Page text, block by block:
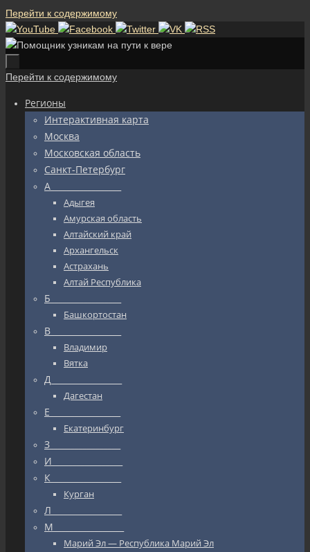
Перейти к содержимому
Перейти к содержимому
Регионы
Интерактивная карта
Москва
Московская область
Санкт-Петербург
А_________________
Адыгея
Амурская область
Алтайский край
Архангельск
Астрахань
Алтай Республика
Б_________________
Башкортостан
В_________________
Владимир
Вятка
Д_________________
Дагестан
Е_________________
Екатеринбург
З_________________
И_________________
К_________________
Курган
Л_________________
М_________________
Марий Эл — Республика Марий Эл